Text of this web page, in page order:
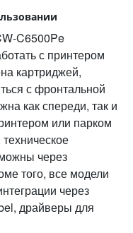
C6500Pe
с принтером
картриджей,
с фронтальной
как спереди, так и
или парком
через
того, все модели
через
драйверы для